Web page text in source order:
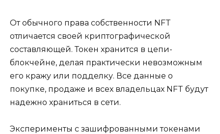
От обычного права собственности NFT
отличается своей криптографической
составляющей. Токен хранится в цепи-
блокчейне, делая практически невозможным
его кражу или подделку. Все данные о
покупке, продаже и всех владельцах NFT будут
надежно храниться в сети.
Эксперименты с зашифрованными токенами